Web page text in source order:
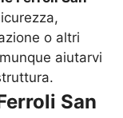
o altri
aiutarvi
San